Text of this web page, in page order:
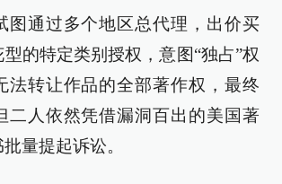
图通过多个地区总代理，出价买
的特定类别授权，意图“独占”权
法转让作品的全部著作权，最终
二人依然凭借漏洞百出的美国著
量提起诉讼。